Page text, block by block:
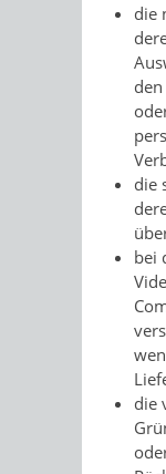
die
die
bei
die